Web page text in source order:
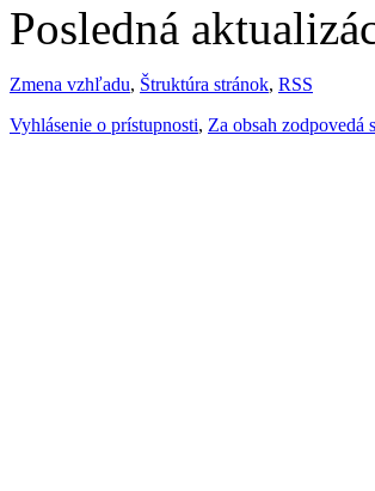
Posledná
Zmena vzhľadu, Štruktúra stránok, RSS
Vyhlásenie o prístupnosti, Za obsah zodpovedá